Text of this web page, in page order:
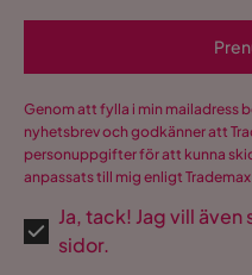
Genom att fylla i min mailadress
nyhetsbrev och godkänner att
personuppgifter för att kunna
anpassats till mig enligt Trademax
Ja, tack! Jag vill
sidor.